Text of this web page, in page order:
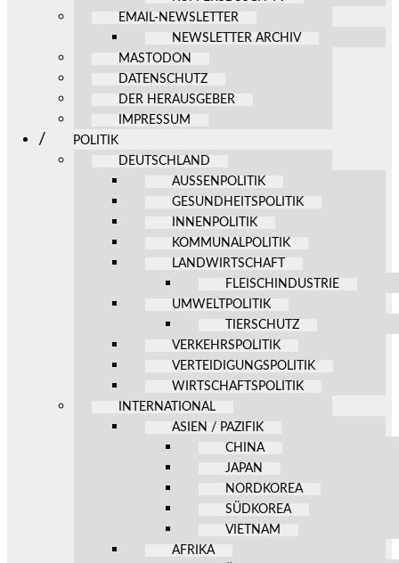
EMAIL-NEWSLETTER
NEWSLETTER ARCHIV
MASTODON
DATENSCHUTZ
DER HERAUSGEBER
IMPRESSUM
POLITIK
DEUTSCHLAND
AUSSENPOLITIK
GESUNDHEITSPOLITIK
INNENPOLITIK
KOMMUNALPOLITIK
LANDWIRTSCHAFT
FLEISCHINDUSTRIE
UMWELTPOLITIK
TIERSCHUTZ
VERKEHRSPOLITIK
VERTEIDIGUNGSPOLITIK
WIRTSCHAFTSPOLITIK
INTERNATIONAL
ASIEN / PAZIFIK
CHINA
JAPAN
NORDKOREA
SÜDKOREA
VIETNAM
AFRIKA